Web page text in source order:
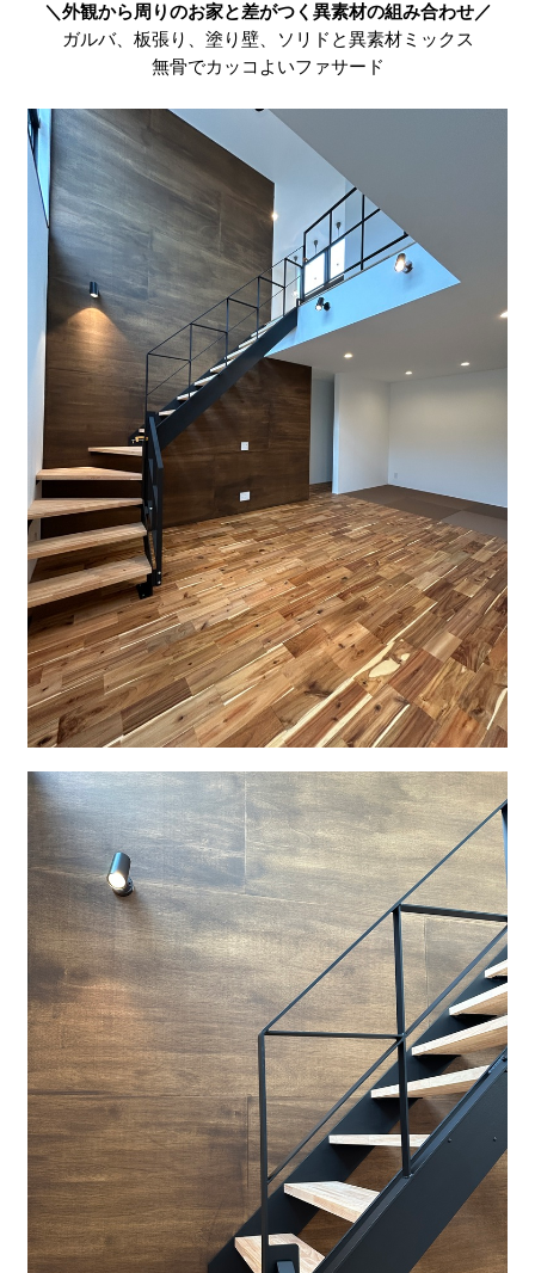
＼外観から周りのお家と差がつく異素材の組み合わせ／
ガルバ、板張り、塗り壁、ソリドと異素材ミックス
無骨でカッコよいファサード